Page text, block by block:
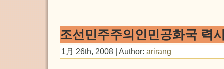
조선민주주의인민공화국 력
1月 26th, 2008 | Author: arirang